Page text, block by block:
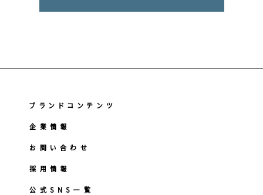
ブランドコンテンツ
企業情報
お問い合わせ
採用情報
公式SNS一覧